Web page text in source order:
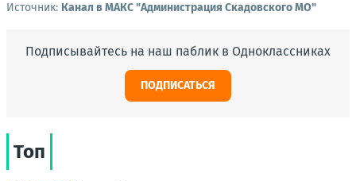
Источник: Канал в МАКС "Администрация Скадовского МО"
Подписывайтесь на наш паблик в Одноклассниках
ПОДПИСАТЬСЯ
Топ